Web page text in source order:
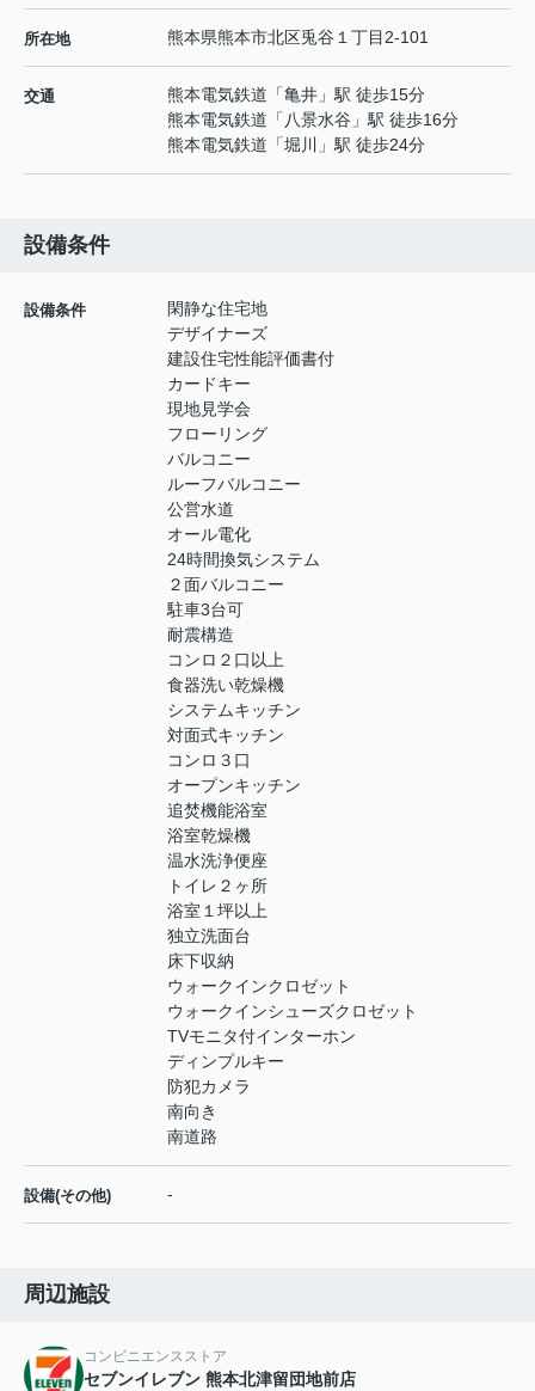
所在地 熊本県熊本市北区兎谷 １丁目2-101
交通 熊本電気鉄道 「亀井 」駅 徒歩15分
熊本電気鉄道 「 八景水谷 」駅 徒歩16分
熊本電気鉄道 「堀川 」駅 徒歩24分
設備条件
設備条件
閑静な住宅地
デザイナーズ
建設住宅性能評価書付
カードキー
現地見学会
フローリング
バルコニー
ルーフバルコニー
公営水道
オール電化
24時間換気システム
２面バルコニー
駐車3台可
耐震構造
コンロ２口以上
食器洗い乾燥機
システムキッチン
対面式キッチン
コンロ３口
オープンキッチン
追焚機能浴室
浴室乾燥機
温水洗浄便座
トイレ２ヶ所
浴室１坪以上
独立洗面台
床下収納
ウォークインクロゼット
ウォークインシューズクロゼット
TVモニタ付インターホン
ディンプルキー
防犯カメラ
南向き
南道路
設備(その他) -
周辺施設
コンビニエンスストア
セブンイレブン 熊本北津留団地前店